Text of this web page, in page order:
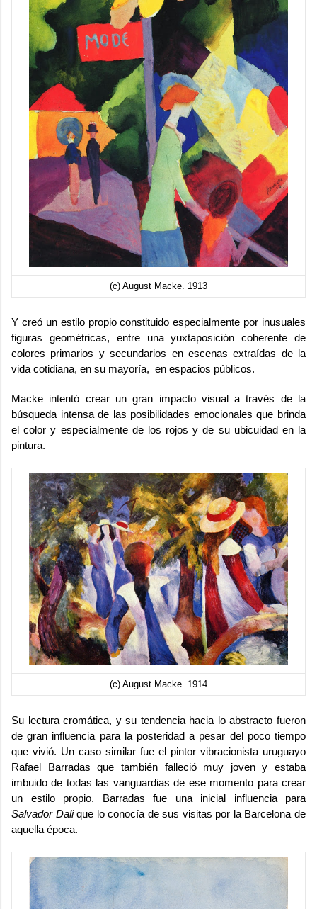
(c) August Macke. 1913
Y creó un estilo propio constituido especialmente por inusuales
figuras geométricas, entre una yuxtaposición coherente de
colores primarios y secundarios en escenas extraídas de la
vida cotidiana, en su mayoría, en espacios públicos.
Macke intentó crear un gran impacto visual a través de la
búsqueda intensa de las posibilidades emocionales que brinda
el color y especialmente de los rojos y de su ubicuidad en la
pintura.
(c) August Macke. 1914
Su lectura cromática, y su tendencia hacia lo abstracto fueron
de gran influencia para la posteridad a pesar del poco tiempo
que vivió. Un caso similar fue el pintor vibracionista uruguayo
Rafael Barradasque también falleció muy joven y estaba
imbuido de todas las vanguardias de ese momento para crear
un estilo propio. Barradas fue una inicial influencia para
Salvador Dalique lo conocía de sus visitas por la Barcelona de
aquella época.